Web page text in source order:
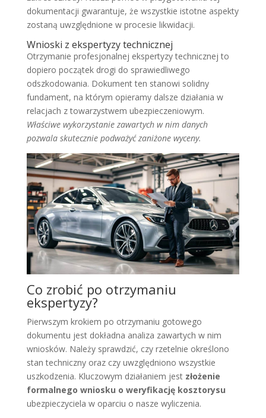
dokumentacji gwarantuje, że wszystkie istotne aspekty
zostaną uwzględnione w procesie likwidacji.
Wnioski z ekspertyzy technicznej
Otrzymanie profesjonalnej ekspertyzy technicznej to
dopiero początek drogi do sprawiedliwego
odszkodowania. Dokument ten stanowi solidny
fundament, na którym opieramy dalsze działania w
relacjach z towarzystwem ubezpieczeniowym.
Właściwe wykorzystanie zawartych w nim danych
pozwala skutecznie podważyć zaniżone wyceny.
Co zrobić po otrzymaniu
ekspertyzy?
Pierwszym krokiem po otrzymaniu gotowego
dokumentu jest dokładna analiza zawartych w nim
wniosków. Należy sprawdzić, czy rzetelnie określono
stan techniczny oraz czy uwzględniono wszystkie
uszkodzenia. Kluczowym działaniem jest złożenie
formalnego wniosku o weryfikację kosztorysu
ubezpieczyciela w oparciu o nasze wyliczenia.